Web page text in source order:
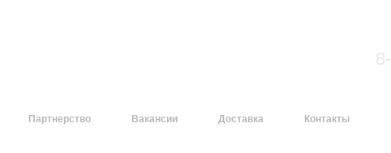
Партнерство Вакансии Доставка Контакты